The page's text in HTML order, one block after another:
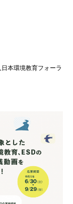
本環境教育フォーラ